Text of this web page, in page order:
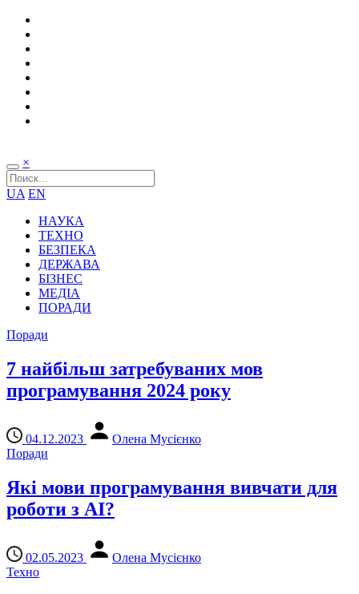
×
UA EN
НАУКА
ТЕХНО
БЕЗПЕКА
ДЕРЖАВА
БІЗНЕС
МЕДІА
ПОРАДИ
Поради
7 найбільш затребуваних мов
програмування 2024 року
04.12.2023
Олена Мусієнко
Поради
Які мови програмування вивчати для
роботи з AI?
02.05.2023
Олена Мусієнко
Техно